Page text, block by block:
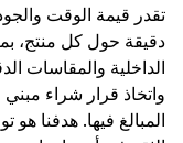
تقدر قيمة الوقت
دقيقة حول كل منتج،
الداخلية والمقاسات
واتخاذ قرار شراء
المبالغ فيها. هدفنا